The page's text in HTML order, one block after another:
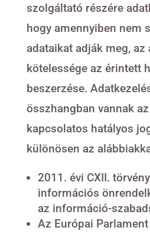
szolgáltató részére
hogy amennyiben nem
adataikat adják meg, az
kötelessége az érintett
beszerzése.
összhangban vannak
kapcsolatos hatályos
különösen az
2011. évi CXII.
információs
az információ-
Az Európai